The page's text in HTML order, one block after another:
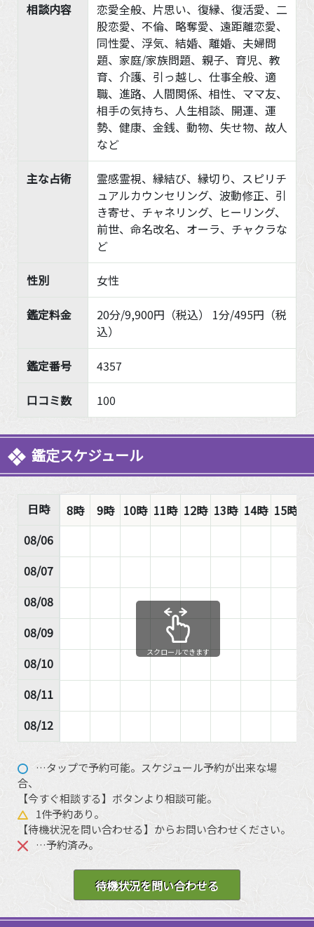
相談内容
恋愛全般、片思い、復縁、復活愛、二
股恋愛、不倫、略奪愛、遠距離恋愛、
同性愛、浮気、結婚、離婚、夫婦問
題、家庭/家族問題、親子、育児、教
育、介護、引っ越し、仕事全般、適
職、進路、人間関係、相性、ママ友、
相手の気持ち、人生相談、開運、運
勢、健康、金銭、動物、失せ物、故人
など
主な占術
霊感霊視、縁結び、縁切り、スピリチ
ュアルカウンセリング、波動修正、引
き寄せ、チャネリング、ヒーリング、
前世、命名改名、オーラ、チャクラな
ど
性別 女性
鑑定料金
20分/9,900円（税込） 1分/495円（税
込）
鑑定番号 4357
口コミ数 100
鑑定スケジュール
日時
08/06
08/07
08/08
08/09
08/10
08/11
08/12
8時 9時 10時 11時 12時 13時 14時 15時
スクロールできます
…タップで予約可能。スケジュール予約が出来な場
合、
【今すぐ相談する】ボタンより相談可能。
1件予約あり。
【待機状況を問い合わせる】からお問い合わせください。
…予約済み。
待機状況を問い合わせる